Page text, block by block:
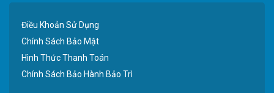
Điều Khoản Sử Dụng
Chính Sách Bảo Mật
Hình Thức Thanh Toán
Chính Sách Bảo Hành Bảo Trì